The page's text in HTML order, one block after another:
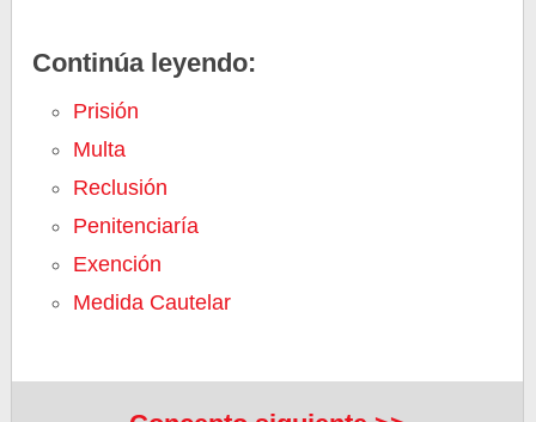
Continúa leyendo:
Prisión
Multa
Reclusión
Penitenciaría
Exención
Medida Cautelar